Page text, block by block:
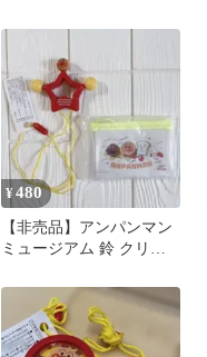
¥480
【非売品】アンパンマン
ミュージアム 鈴 クリア
ちゃ